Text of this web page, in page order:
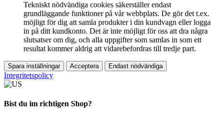
Tekniskt nödvändiga cookies säkerställer endast
grundläggande funktioner på vår webbplats. De gör det t.ex.
möjligt för dig att samla produkter i din kundvagn eller logga
in på ditt kundkonto. Det är inte möjligt för oss att dra några
slutsatser om dig, och alla uppgifter som samlas in som ett
resultat kommer aldrig att vidarebefordras till tredje part.
Spara inställningar Acceptera Endast nödvändiga
Integritetspolicy
Bist du im richtigen Shop?